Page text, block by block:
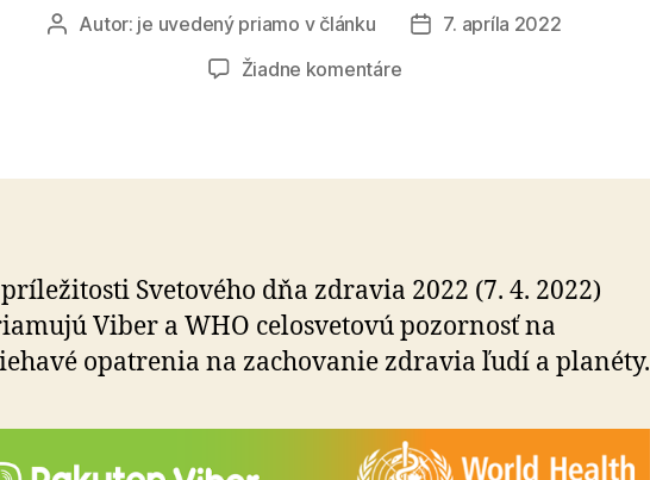
AutorAutor: je uvedený priamo v článku
Dátum
7. apríla 2022
Žiadne komentárena
Svetového dňa zdravia 2022 (7. 4. 2022)
Viber a WHO celosvetovú pozornosť na
opatrenia na zachovanie zdravia ľudí a planéty.